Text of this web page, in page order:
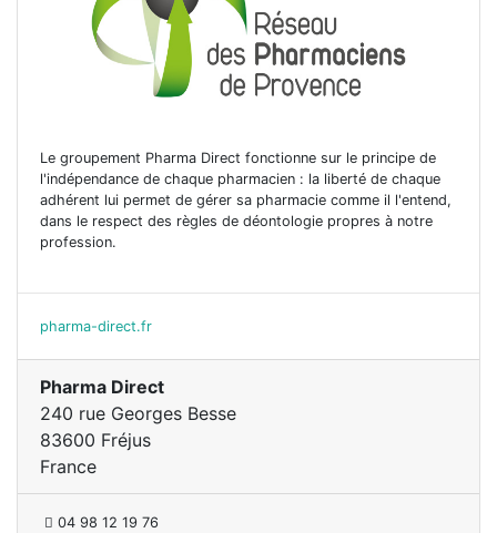
Le groupement Pharma Direct fonctionne sur le principe de
l'indépendance de chaque pharmacien : la liberté de chaque
adhérent lui permet de gérer sa pharmacie comme il l'entend,
dans le respect des règles de déontologie propres à notre
profession.
pharma-direct.fr
Pharma Direct
240 rue Georges Besse
83600 Fréjus
France
04 98 12 19 76